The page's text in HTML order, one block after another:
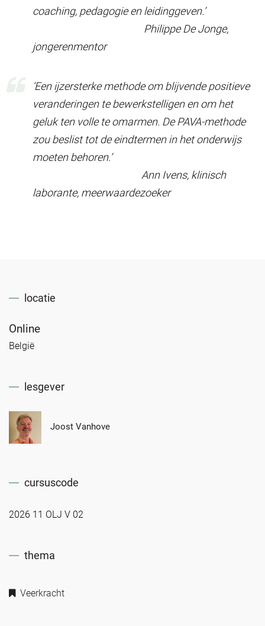
coaching, pedagogie en leidinggeven.’
Philippe De Jonge,
jongerenmentor
‘Een ijzersterke methode om blijvende positieve
veranderingen te bewerkstelligen en om het
geluk ten volle te omarmen. De PAVA-methode
zou beslist tot de eindtermen in het onderwijs
moeten behoren.’
Ann Ivens, klinisch
laborante, meerwaardezoeker
locatie
Online
België
lesgever
Joost Vanhove
cursuscode
2026 11 OLJ V 02
thema
Veerkracht